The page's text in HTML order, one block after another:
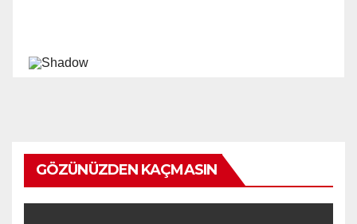
GÖZÜNÜZDEN KAÇMASIN